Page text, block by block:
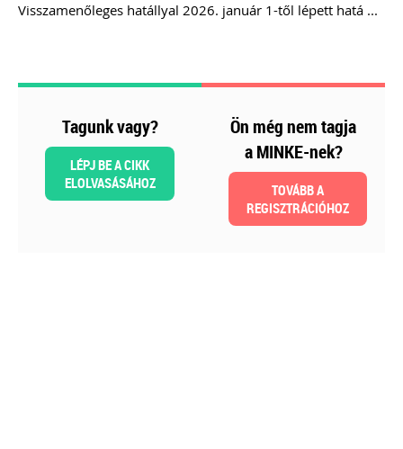
Szakmai sarok
Visszamenőleges hatállyal 2026. január 1-től lépett hatá ...
Tagunk vagy?
LÉPJ BE A CIKK
ELOLVASÁSÁHOZ
Ön még nem tagja
a MINKE-nek?
TOVÁBB A
REGISZTRÁCIÓHOZ